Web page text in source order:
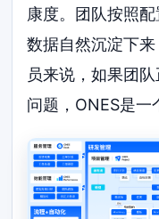
康度。团队按照
数据自然沉淀下
员来说，如果团
问题，ONES是一